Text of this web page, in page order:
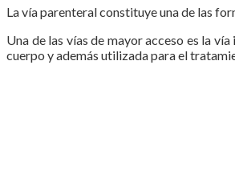
La vía parenteral constituye una de las
Una de las vías de mayor acceso es la
cuerpo y además utilizada para el